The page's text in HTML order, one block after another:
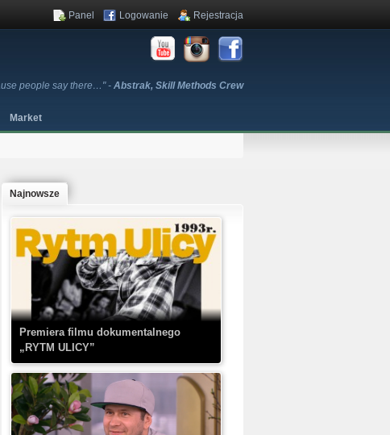
people say there…" - Abstrak, Skill Methods Crew
Panel Logowanie Rejestracja
Market
Najnowsze
Premiera filmu dokumentalnego
„RYTM ULICY”